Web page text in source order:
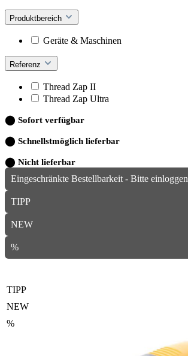
Produktbereich
Geräte & Maschinen
Referenz
Thread Zap II
Thread Zap Ultra
⬤ Sofort verfügbar
⬤ Schnellstmöglich lieferbar
⬤ Nicht lieferbar
Eingeschränkte Bestellbarkeit - Bitte einloggen
TIPP
NEW
%
TIPP
NEW
%